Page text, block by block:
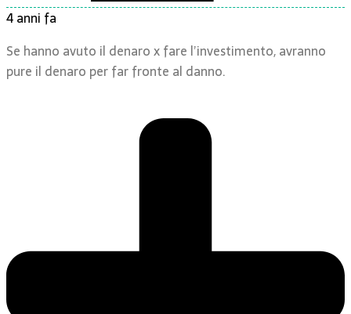
4 anni fa
Se hanno avuto il denaro x fare l’investimento, avranno
pure il denaro per far fronte al danno.